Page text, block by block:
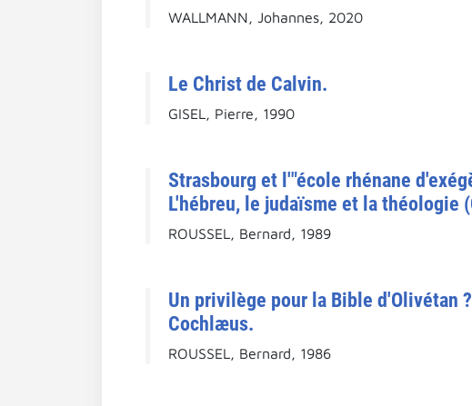
WALLMANN, Johannes, 2020
Le Christ de Calvin.
GISEL, Pierre, 1990
Strasbourg et l'"école rhénane
L'hébreu, le judaïsme et la théologie
ROUSSEL, Bernard, 1989
Un privilège pour la Bible d'Olivétan
Cochlæus.
ROUSSEL, Bernard, 1986